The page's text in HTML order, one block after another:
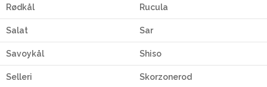
Rødkål Rucula
Salat Sar
Savoykål Shiso
Selleri Skorzonerod